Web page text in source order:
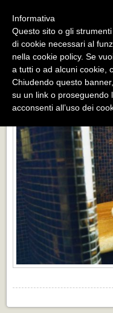
INDIETRO
TOP BAGNO IN
Informativa
Questo sito o gli
di cookie necessari al
nella cookie policy. Se
a tutti o ad alcuni cookie,
Chiudendo questo
su un link o proseguendo
acconsenti all’uso dei